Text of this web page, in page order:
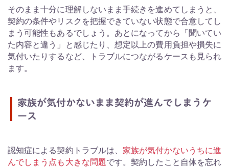
そのまま十分に理解しないまま手続きを進めてしまうと、
契約の条件やリスクを把握できていない状態で合意してし
まう可能性もあるでしょう。あとになってから「聞いてい
た内容と違う」と感じたり、想定以上の費用負担や損失に
気付いたりするなど、トラブルにつながるケースも見られ
ます。
家族が気付かないまま契約が進んでしまうケ
ース
認知症による契約トラブルは、家族が気付かないうちに進
んでしまう点も大きな問題です。契約したこと自体を忘れ